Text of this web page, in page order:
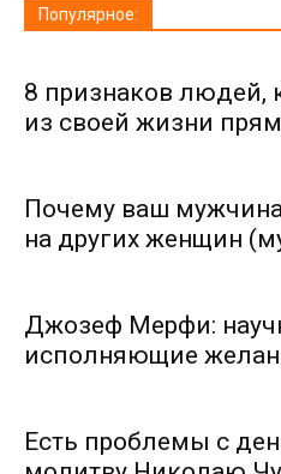
Популярное:
8 признаков людей,
из своей жизни
Почему ваш мужчина
на других женщин
Джозеф Мерфи:
исполняющие
Есть проблемы с